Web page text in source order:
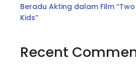
Beradu Akting dalam Film
Kids”
Recent